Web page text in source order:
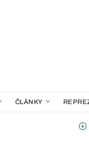
ČLÁNKY